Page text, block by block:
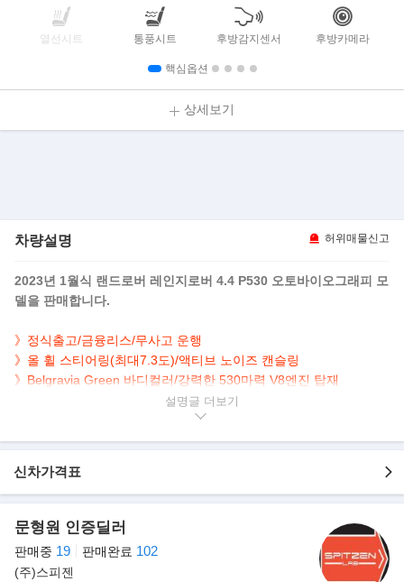
열선시트 통풍시트 후방감지센서 후방카메라
핵심옵션
상세보기
차량설명 허위매물신고
2023년 1월식 랜드로버 레인지로버 4.4 P530 오토바이오그래피 모
델을 판매합니다.
》정식출고/금융리스/무사고 운행
》 올 휠 스티어링(최대7.3도)/액티브 노이즈 캔슬링
》Belgravia Green 바디컬러/강력한 530마력 V8엔진 탑재
- 무사고 운행
- 16,388km 실주행
- 깔끔하게 관리된 내외관 보유
- 매력적인 Belgravia Green 바디+베이지계열 인테리어
- 옵션으로 네비/HUD/어라운드뷰/파노라마/뒷좌석TV/통풍,전동,메
설명글
신차가격표
문형원 인증딜러
판매중 19 판매완료 102
(주)스피젠